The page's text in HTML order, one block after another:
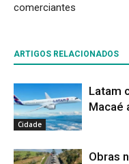
comerciantes
ARTIGOS RELACIONADOS
Cidade
Latam
Macaé
Obras